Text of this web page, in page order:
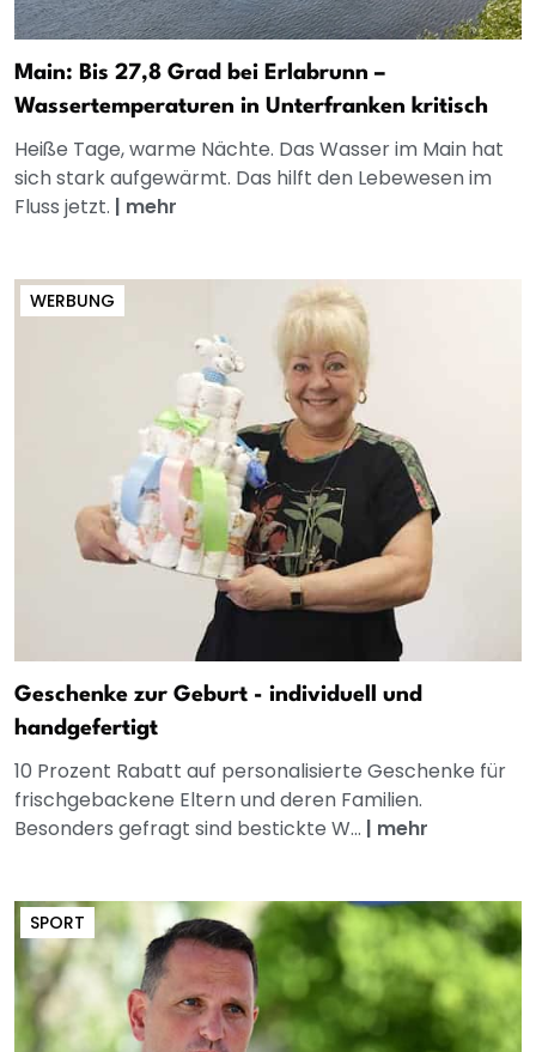
Main: Bis 27,8 Grad bei Erlabrunn –
Wassertemperaturen in Unterfranken kritisch
Heiße Tage, warme Nächte. Das Wasser im Main hat
sich stark aufgewärmt. Das hilft den Lebewesen im
Fluss jetzt. | mehr
WERBUNG
Geschenke zur Geburt - individuell und
handgefertigt
10 Prozent Rabatt auf personalisierte Geschenke für
frischgebackene Eltern und deren Familien.
Besonders gefragt sind bestickte W... | mehr
SPORT